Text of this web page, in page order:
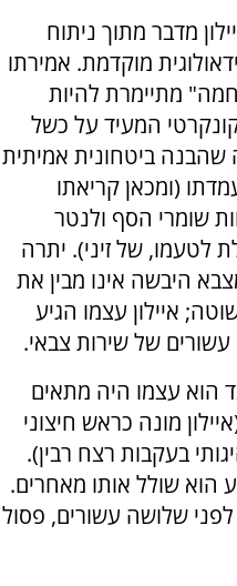
מדבר מתוך ניתוח
מוקדמת. אמירתו
מתיימרת להיות
המעיד על כשל
ביטחונית אמיתית
(ומכאן קריאתו
שומרי הסף ולנטר
לטעמו, של זיני). יתרה
היבשה אינו מבין את
איילון עצמו הגיע
של שירות צבאי.
הוא עצמו היה מתאים
מונה כראש חיצוני
בעקבות רצח רבין).
הוא שולל אותו מאחרים.
לפני שלושה עשורים, פסול